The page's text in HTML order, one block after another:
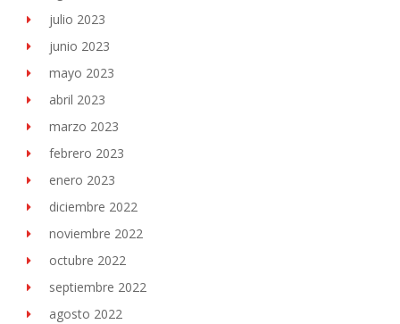
julio 2023
junio 2023
mayo 2023
abril 2023
marzo 2023
febrero 2023
enero 2023
diciembre 2022
noviembre 2022
octubre 2022
septiembre 2022
agosto 2022